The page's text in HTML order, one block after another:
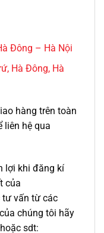
Đông – Hà Nội
Hà Đông, Hà
hàng trên toàn
liên hệ qua
lợi khi đăng kí
của
vấn từ các
chúng tôi hãy
hoặc sdt: